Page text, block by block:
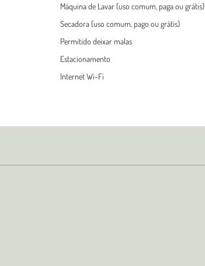
Máquina de Lavar (uso comum, paga ou grátis)
Secadora (uso comum, pago ou grátis)
Permitido deixar malas
Estacionamento
Internet Wi-Fi